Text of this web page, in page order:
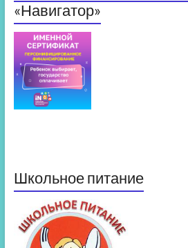
«Навигатор»
Школьное питание